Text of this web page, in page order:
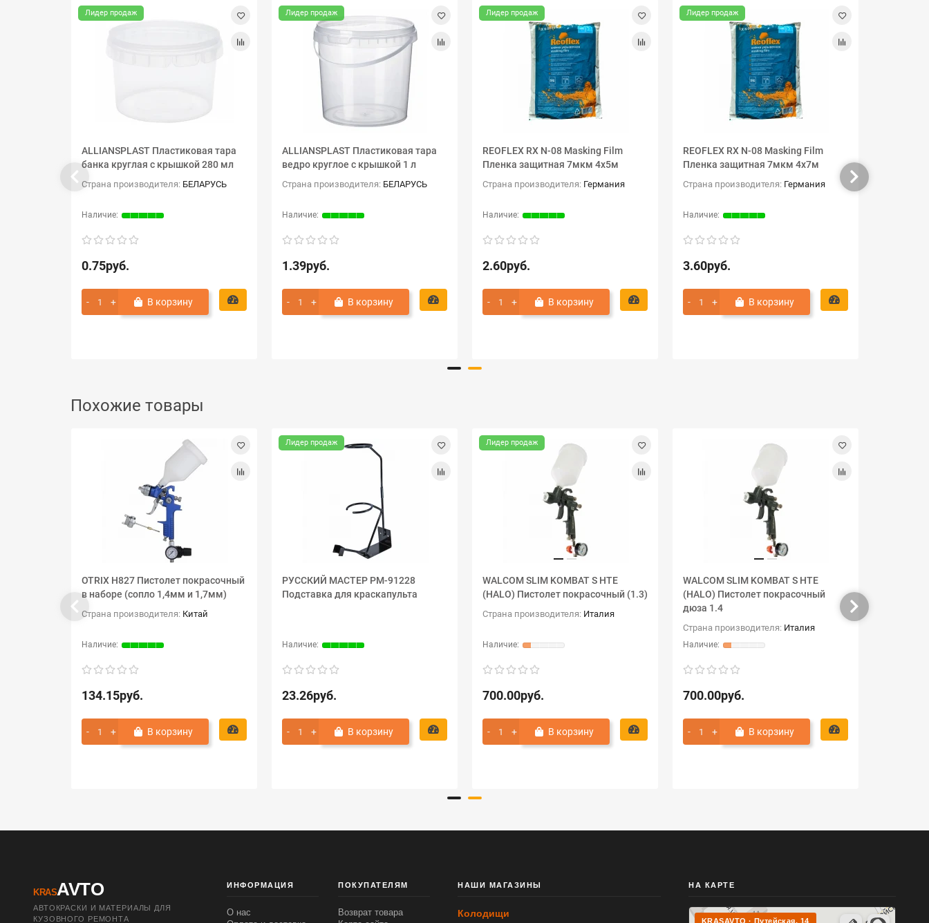
Лидер продаж
ALLIANSPLAST Пластиковая тара
банка круглая с крышкой 280 мл
Страна производителя: БЕЛАРУСЬ
0.75руб.
В корзину
Лидер продаж
ALLIANSPLAST Пластиковая тара
ведро круглое с крышкой 1 л
Страна производителя: БЕЛАРУСЬ
1.39руб.
В корзину
Лидер продаж
REOFLEX RX N-08 Masking Film
Пленка защитная 7мкм 4х5м
Страна производителя: Германия
2.60руб.
В корзину
Лидер продаж
REOFLEX RX N-08 Masking Film
Пленка защитная 7мкм 4х7м
Страна производителя: Германия
3.60руб.
В корзину
Похожие товары
OTRIX H827 Пистолет покрасочный
в наборе (сопло 1,4мм и 1,7мм)
Страна производителя: Китай
134.15руб.
В корзину
Лидер продаж
РУССКИЙ МАСТЕР РМ-91228
Подставка для краскапульта
23.26руб.
В корзину
Лидер продаж
WALCOM SLIM KOMBAT S HTE
(HALO) Пистолет покрасочный (1.3)
Страна производителя: Италия
700.00руб.
В корзину
WALCOM SLIM KOMBAT S HTE
(HALO) Пистолет покрасочный
дюза 1.4
Страна производителя: Италия
700.00руб.
В корзину
KRASAVTO
АВТОКРАСКИ И МАТЕРИАЛЫ ДЛЯ
КУЗОВНОГО РЕМОНТА
ИНФОРМАЦИЯ
О нас
ПОКУПАТЕЛЯМ
Возврат товара
НАШИ МАГАЗИНЫ
Колодищи
НА КАРТЕ
KRASAVTO · Путейская, 14